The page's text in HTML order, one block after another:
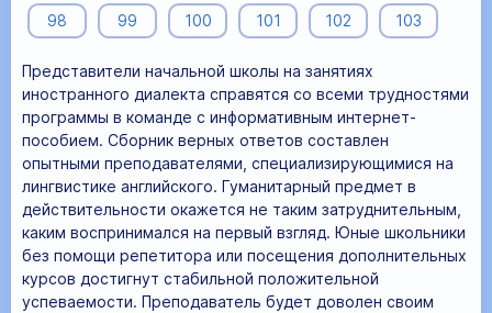
98 99 100 101 102 103
Представители начальной школы на занятиях
иностранного диалекта справятся со всеми трудностями
программы в команде с информативным интернет-
пособием. Сборник верных ответов составлен
опытными преподавателями, специализирующимися на
лингвистике английского. Гуманитарный предмет в
действительности окажется не таким затруднительным,
каким воспринимался на первый взгляд. Юные школьники
без помощи репетитора или посещения дополнительных
курсов достигнут стабильной положительной
успеваемости. Преподаватель будет доволен своим